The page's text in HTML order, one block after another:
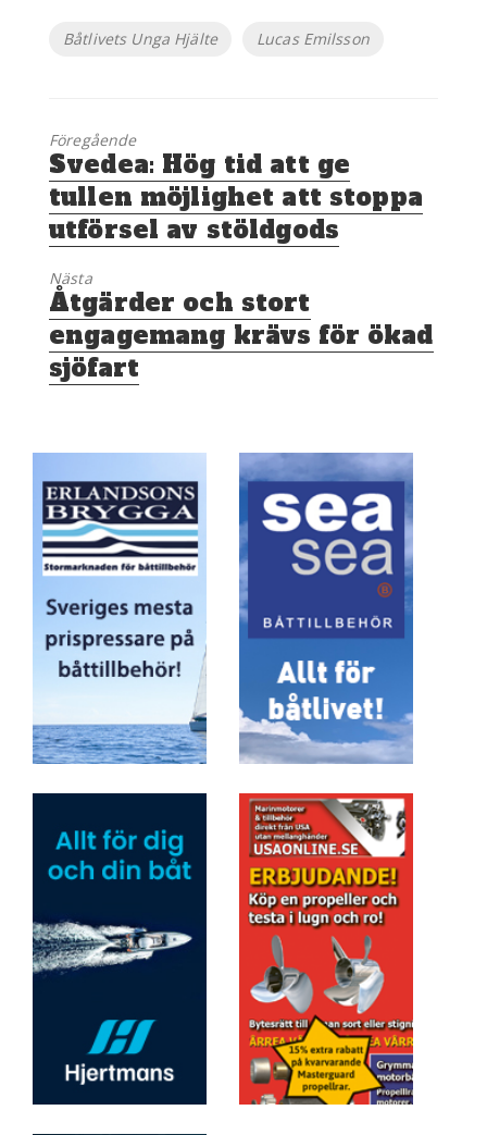
Etiketter
Båtlivets Unga Hjälte Lucas Emilsson
Föregående
Föregående
inlägg:
Svedea: Hög tid att ge
tullen möjlighet att stoppa
utförsel av stöldgods
Nästa
Nästa
inlägg:
Åtgärder och stort
engagemang krävs för ökad
sjöfart